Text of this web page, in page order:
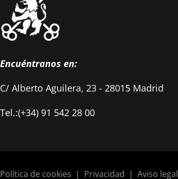
Encuéntranos en:
C/ Alberto Aguilera, 23 - 28015 Madrid
Tel.:(+34) 91 542 28 00
Política de cookies | Privacidad | Aviso legal